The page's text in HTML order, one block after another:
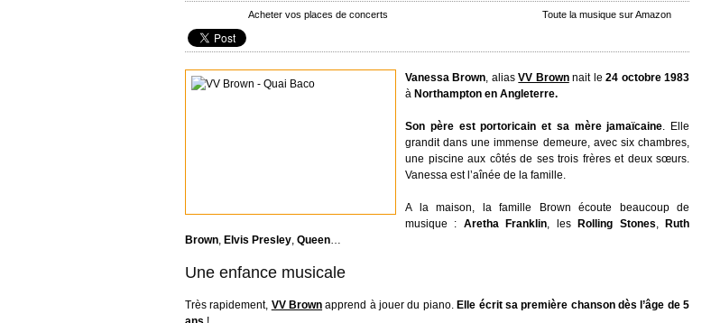
Acheter vos places de concerts Toute la musique sur Amazon
Vanessa Brown, aliasVV Brownnait le24 octobre 1983
à Northampton en Angleterre.
Son père est portoricain et sa mère jamaïcaine. Elle
grandit dans une immense demeure, avec six chambres,
une piscine aux côtés de ses trois frères et deux sœurs.
Vanessa est l’aînée de la famille.
A la maison, la famille Brown écoute beaucoup de
musique : Aretha Franklin, les Rolling Stones,
Ruth
Brown, Elvis Presley, Queen…
Une enfance musicale
Très rapidement, VV Brown apprend à jouer du piano. Elle écrit sa première chanson dès l’âge de 5